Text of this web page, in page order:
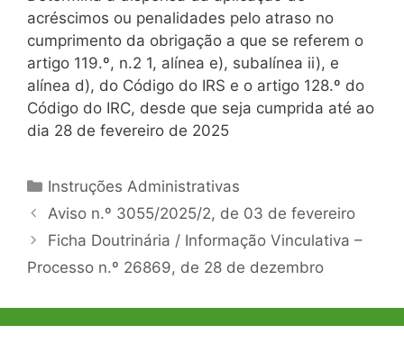
acréscimos ou penalidades pelo atraso no
cumprimento da obrigação a que se referem o
artigo 119.º, n.2 1, alínea e), subalínea ii), e
alínea d), do Código do IRS e o artigo 128.º do
Código do IRC, desde que seja cumprida até ao
dia 28 de fevereiro de 2025
Categorias
Instruções Administrativas
Navegação
de
Aviso n.º 3055/2025/2, de 03 de fevereiro
Ficha Doutrinária / Informação Vinculativa –
Processo n.º 26869, de 28 de dezembro